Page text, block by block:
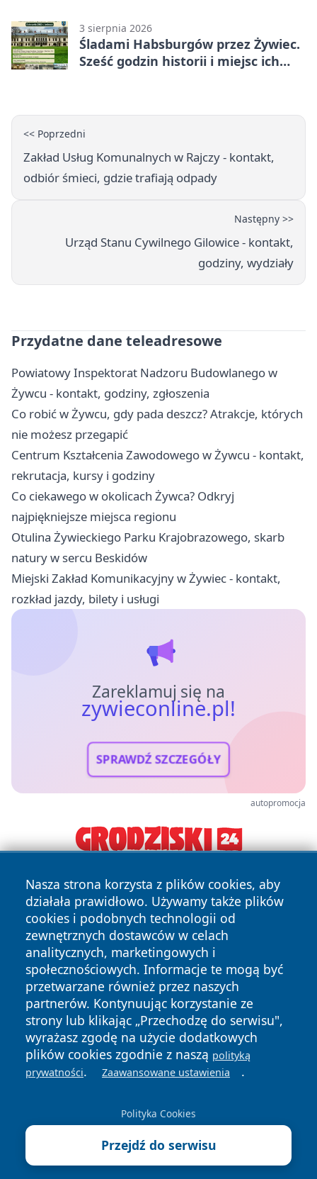
3 sierpnia 2026
Śladami Habsburgów przez Żywiec.
Sześć godzin historii i miejsc ich
<< Poprzedni
Zakład Usług Komunalnych w Rajczy - kontakt,
odbiór śmieci, gdzie trafiają odpady
Następny >>
Urząd Stanu Cywilnego Gilowice - kontakt,
godziny, wydziały
Przydatne dane teleadresowe
Powiatowy Inspektorat Nadzoru Budowlanego w
Żywcu - kontakt, godziny, zgłoszenia
Co robić w Żywcu, gdy pada deszcz? Atrakcje, których
nie możesz przegapić
Centrum Kształcenia Zawodowego w Żywcu - kontakt,
rekrutacja, kursy i godziny
Co ciekawego w okolicach Żywca? Odkryj
najpiękniejsze miejsca regionu
Otulina Żywieckiego Parku Krajobrazowego, skarb
natury w sercu Beskidów
Miejski Zakład Komunikacyjny w Żywiec - kontakt,
rozkład jazdy, bilety i usługi
Zareklamuj się na
zywieconline.pl!
SPRAWDŹ SZCZEGÓŁY
autopromocja
Nasza strona korzysta z plików cookies, aby
działała prawidłowo. Używamy także plików
cookies i podobnych technologii od
zewnętrznych dostawców w celach
analitycznych, marketingowych i
społecznościowych. Informacje te mogą być
przetwarzane również przez naszych
partnerów. Kontynuując korzystanie ze
strony lub klikając „Przechodzę do serwisu",
wyrażasz zgodę na użycie dodatkowych
plików cookies zgodnie z naszą polityką
prywatności. Zaawansowane ustawienia .
Polityka Cookies
Przejdź do serwisu
Copyright © 2026 zywieconline.pl Wszystkie prawa
zastrzeżone.
News Autorzy
Polityka
Prywatności
Polityka
Cookies